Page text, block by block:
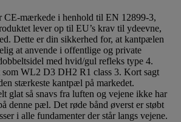
CE-mærkede i henhold til EN 12899-3,
lever op til EU’s krav til ydeevne,
Dette er din sikkerhed for, at kantpælen
at anvende i offentlige og private
med hvid/gul refleks type 4.
som WL2 D3 DH2 R1 class 3. Kort sagt
stærkeste kantpæl på markedet.
glat så snavs fra luften og vejene ikke har
denne pæl. Det røde bånd øverst er støbt
i alle fundamenter der står langs vejene.